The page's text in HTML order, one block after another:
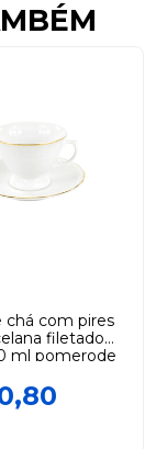
chá com pires
filetado
ml pomerode